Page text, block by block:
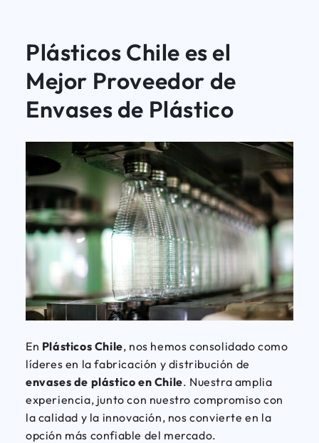
Plásticos Chile es el
Mejor Proveedor de
Envases de Plástico
En Plásticos Chile, nos hemos consolidado como
líderes en la fabricación y distribución de
envases de plástico en Chile. Nuestra amplia
experiencia, junto con nuestro compromiso con
la calidad y la innovación, nos convierte en la
opción más confiable del mercado.